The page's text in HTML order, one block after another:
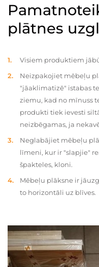
plātnes
Visiem produktiem
Neizpakojiet mēbeļu
"jāaklimatizē" istabas
ziemu, kad no mīnuss
produkti tiek ievesti
neizbēgamas, ja
Neglabājiet mēbeļu
līmeni, kur ir "slapjie"
špakteles, kloni.
Mēbeļu plāksne ir
to horizontāli uz blīves.